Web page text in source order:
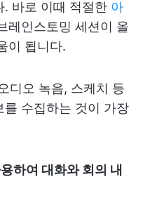
. 바로 이때 적절한 아
레인스토밍 세션이 올
이 됩니다.
디오 녹음, 스케치 등
수집하는 것이 가장
하여 대화와 회의 내